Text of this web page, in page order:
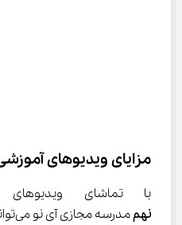
مزایای ویدیوهای
با تماشا‌ی ویدیوهای آموزشی
نهم مدرسه مجازی آی نو می‌توانید از مزایای زیر بهره ببرید: